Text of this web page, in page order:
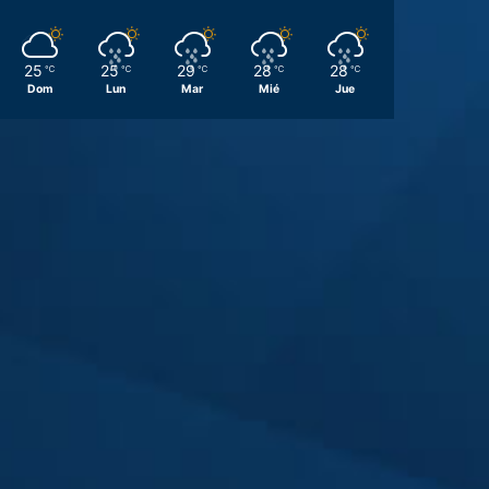
25 ℃
Dom
25 ℃
Lun
29 ℃
Mar
28 ℃
Mié
28 ℃
Jue